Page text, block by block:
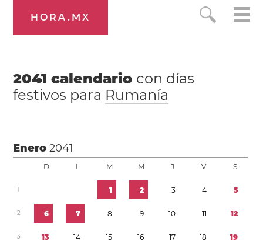
HORA.MX
2041 calendario con días
festivos para Rumanía
Enero2041
D L M M J V S
1 1 2 3 4 5
2 6 7 8 9 10 11 12
3 13 14 15 16 17 18 19